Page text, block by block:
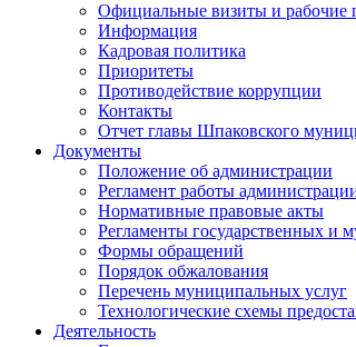
Официальные визиты и рабочие
Информация
Кадровая политика
Приоритеты
Противодействие коррупции
Контакты
Отчет главы Шпаковского
Документы
Положение об администрации
Регламент работы
Нормативные правовые акты
Регламенты государственных и
Формы обращений
Порядок обжалования
Перечень муниципальных услуг
Технологические схемы
Деятельность